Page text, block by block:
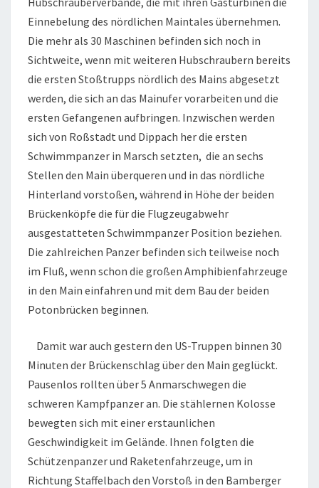
Einnebelung des nördlichen Maintales übernehmen.
Die mehr als 30 Maschinen befinden sich noch in
Sichtweite, wenn mit weiteren Hubschraubern bereits
die ersten Stoßtrupps nördlich des Mains abgesetzt
werden, die sich an das Mainufer vorarbeiten und die
ersten Gefangenen aufbringen. Inzwischen werden
sich von Roßstadt und Dippach her die ersten
Schwimmpanzer in Marsch setzten, die an sechs
Stellen den Main überqueren und in das nördliche
Hinterland vorstoßen, während in Höhe der beiden
Brückenköpfe die für die Flugzeugabwehr
ausgestatteten Schwimmpanzer Position beziehen.
Die zahlreichen Panzer befinden sich teilweise noch
im Fluß, wenn schon die großen Amphibienfahrzeuge
in den Main einfahren und mit dem Bau der beiden
Potonbrücken beginnen.
Damit war auch gestern den US-Truppen binnen 30
Minuten der Brückenschlag über den Main geglückt.
Pausenlos rollten über 5 Anmarschwegen die
schweren Kampfpanzer an. Die stählernen Kolosse
bewegten sich mit einer erstaunlichen
Geschwindigkeit im Gelände. Ihnen folgten die
Schützenpanzer und Raketenfahrzeuge, um in
Richtung Staffelbach den Vorstoß in den Bamberger